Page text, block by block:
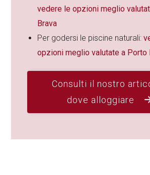
vedere le opzioni meglio
Brava
Per godersi le piscine naturali:
opzioni meglio valutate a Porto
Consulti il nostro
dove alloggiare